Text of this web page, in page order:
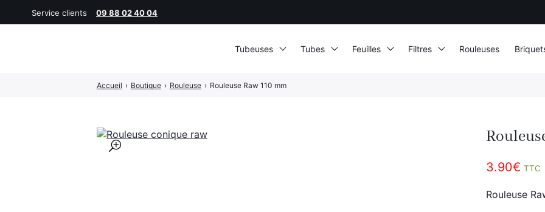
🔍
3.90€ TTC
Rouleuse
Accueil › Boutique › Rouleuse › Rouleuse Raw 110 mm
Service clients 09 88 02 40 04
Tubeuses Tubes Feuilles Filtres Rouleuses
: